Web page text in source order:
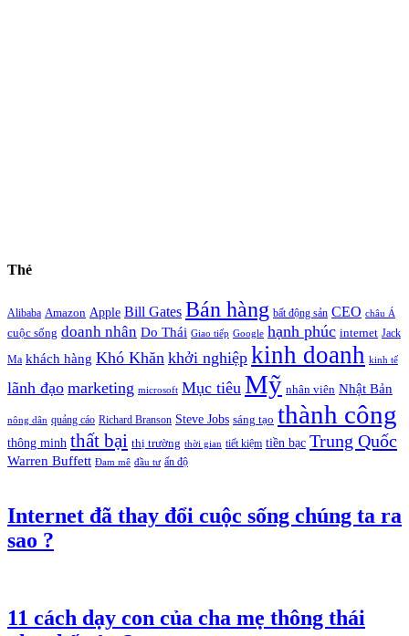
Thẻ
Alibaba Amazon Apple Bill Gates Bán hàng bất động sản CEO châu Á
cuộc sống doanh nhân Do Thái Giao tiếp Google hạnh phúc internet Jack
Ma khách hàng Khó Khăn khởi nghiệp kinh doanh kinh tế
lãnh đạo marketing microsoft Mục tiêu Mỹ nhân viên Nhật Bản
nông dân quảng cáo Richard Branson Steve Jobs sáng tạo thành công
thông minh thất bại thị trường thời gian tiết kiệm tiền bạc Trung Quốc
Warren Buffett Đam mê đầu tư ấn độ
Internet đã thay đổi cuộc sống chúng ta ra
sao ?
11 cách dạy con của cha mẹ thông thái